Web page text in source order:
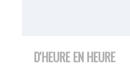
D'HEURE EN HEURE